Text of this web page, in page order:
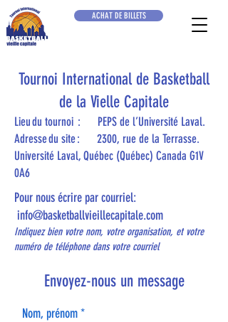
ACHAT DE BILLETS
Tournoi International de Basketball
de la Vielle Capitale
Lieu du tournoi : PEPS de l’Université Laval.
Adresse du site : 2300, rue de la Terrasse.
Université Laval, Québec (Québec) Canada G1V
0A6
Pour nous écrire par courriel:
info@basketballvieillecapitale.com
Indiquez bien votre nom, votre organisation, et votre
numéro de téléphone dans votre courriel
Envoyez-nous un message
Nom, prénom